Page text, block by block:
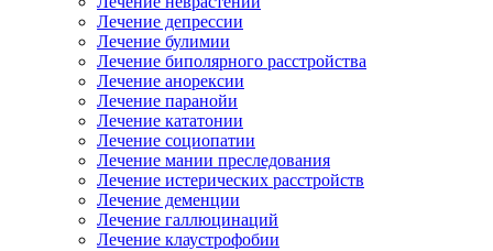
Лечение депрессии
Лечение булимии
Лечение биполярного расстройства
Лечение анорексии
Лечение паранойи
Лечение кататонии
Лечение социопатии
Лечение мании преследования
Лечение истерических расстройств
Лечение деменции
Лечение галлюцинаций
Лечение клаустрофобии